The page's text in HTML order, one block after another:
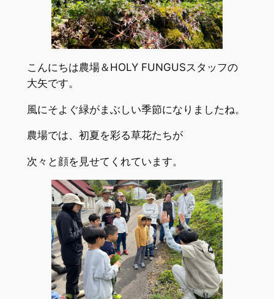
こんにちは農場＆HOLY FUNGUSスタッフの
大矢です。
風にそよぐ緑がまぶしい季節になりましたね。
農場では、初夏を彩る草花たちが
次々と顔を見せてくれています。